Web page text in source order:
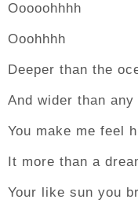
Ooooohhhh
Ooohhhh
Deeper than the
And wider than any
You make me feel
It more than a
Your like sun you